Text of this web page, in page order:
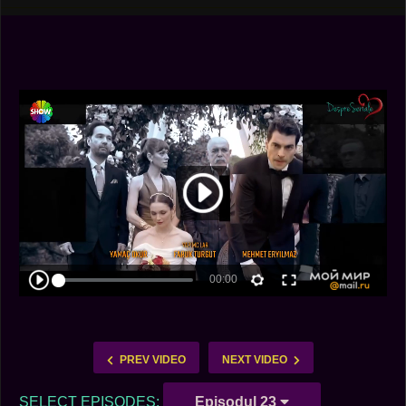
PREV VIDEO NEXT VIDEO
SELECT EPISODES: Episodul 23